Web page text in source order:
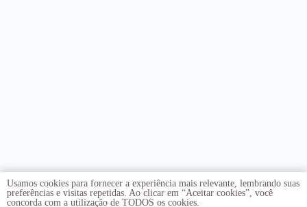
Usamos cookies para fornecer a experiência mais relevante, lembrando suas
preferências e visitas repetidas. Ao clicar em “Aceitar cookies”, você
concorda com a utilização de TODOS os cookies.